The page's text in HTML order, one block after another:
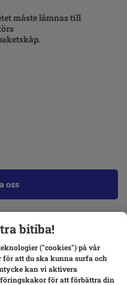
måste lämnas till
oss
bitiba!
("cookies") på vår
att du ska kunna surfa och
kan vi aktivera
för att förbättra din